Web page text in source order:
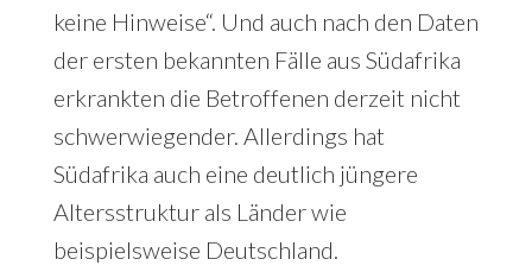
keine Hinweise“. Und auch nach den Daten
der ersten bekannten Fälle aus Südafrika
erkrankten die Betroffenen derzeit nicht
schwerwiegender. Allerdings hat
Südafrika auch eine deutlich jüngere
Altersstruktur als Länder wie
beispielsweise Deutschland.